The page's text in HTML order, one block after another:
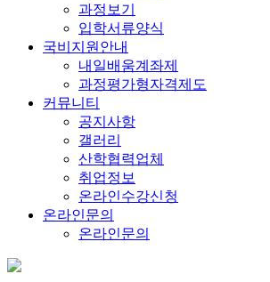
과정보기
입학서류양식
국비지원안내
내일배움계좌제
과정평가형자격제도
커뮤니티
공지사항
갤러리
산학협력업체
취업정보
온라인수강신청
온라인문의
온라인문의